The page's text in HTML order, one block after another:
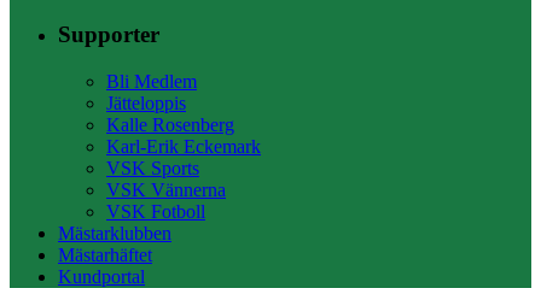
Supporter
Bli Medlem
Jätteloppis
Kalle Rosenberg
Karl-Erik Eckemark
VSK Sports
VSK Vännerna
VSK Fotboll
Mästarklubben
Mästarhäftet
Kundportal